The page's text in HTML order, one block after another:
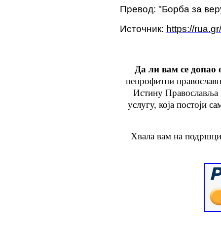
Превод: "Борба за
Источник: https://
Да ли вам се допао
непрофитни
Истину
услугу, којапостоји
Хвала вам на